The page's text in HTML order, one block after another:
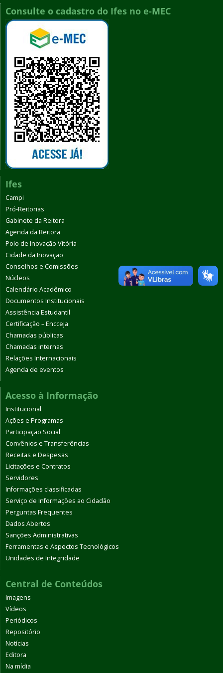
Consulte o cadastro do Ifes no e-MEC
Ifes
Campi
Pró-Reitorias
Gabinete da Reitora
Agenda da Reitora
Polo de Inovação Vitória
Cidade da Inovação
Conselhos e Comissões
Núcleos
Calendário Acadêmico
Documentos Institucionais
Assistência Estudantil
Certificação – Encceja
Chamadas públicas
Chamadas internas
Relações Internacionais
Agenda de eventos
Acesso à Informação
Institucional
Ações e Programas
Participação Social
Convênios e Transferências
Receitas e Despesas
Licitações e Contratos
Servidores
Informações classificadas
Serviço de Informações ao Cidadão
Perguntas Frequentes
Dados Abertos
Sanções Administrativas
Ferramentas e Aspectos Tecnológicos
Unidades de Integridade
Central de Conteúdos
Imagens
Vídeos
Periódicos
Repositório
Notícias
Editora
Na mídia